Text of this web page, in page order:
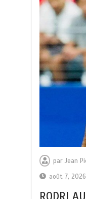
parJean
août 7, 2026
RODRI